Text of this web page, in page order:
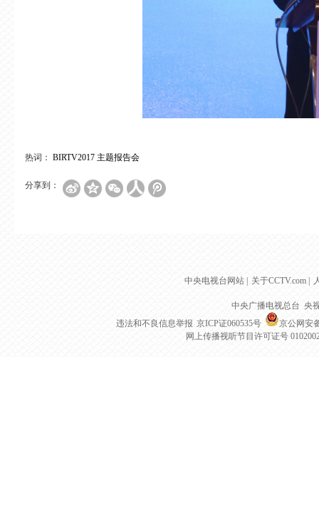
热词： BIRTV2017 主题报告会
分享到：
中央电视台网站 关于CCTV.com
中央广播电视总台 央
违法和不良信息举报 京ICP证060535号
京公网安
网上传播视听节目许可证号